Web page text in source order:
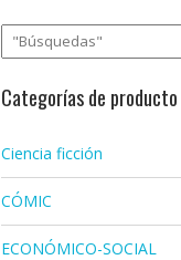
Categorías de producto
Ciencia ficción
CÓMIC
ECONÓMICO-SOCIAL